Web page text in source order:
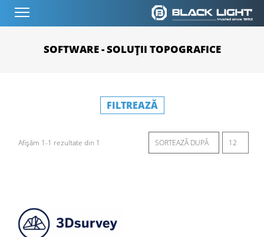
SOFTWARE - SOLUȚII TOPOGRAFICE
FILTREAZĂ
Afișăm 1-1 rezultate din 1